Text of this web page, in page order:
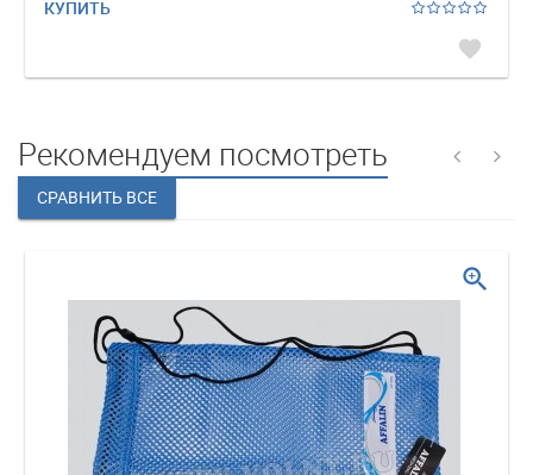
КУПИТЬ
favorite
Рекомендуем посмотреть
zoom_in